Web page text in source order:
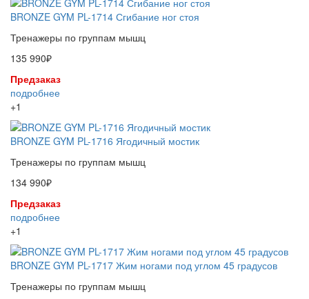
BRONZE GYM PL-1714 Сгибание ног стоя
Тренажеры по группам мышц
135 990₽
Предзаказ
подробнее
+1
BRONZE GYM PL-1716 Ягодичный мостик
Тренажеры по группам мышц
134 990₽
Предзаказ
подробнее
+1
BRONZE GYM PL-1717 Жим ногами под углом 45 градусов
Тренажеры по группам мышц